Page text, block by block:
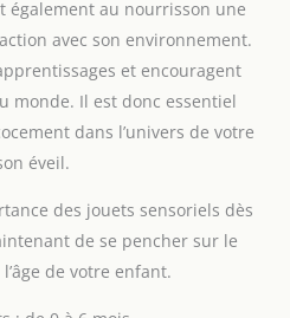
également au nourrisson une
avec son environnement.
et encouragent
monde. Il est donc essentiel
dans l’univers de votre
éveil.
des jouets sensoriels dès
de se pencher sur le
de votre enfant.